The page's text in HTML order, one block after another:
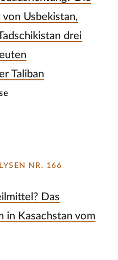
Usbekistan,
drei
Taliban
NR. 166
Das
in Kasachstan vom